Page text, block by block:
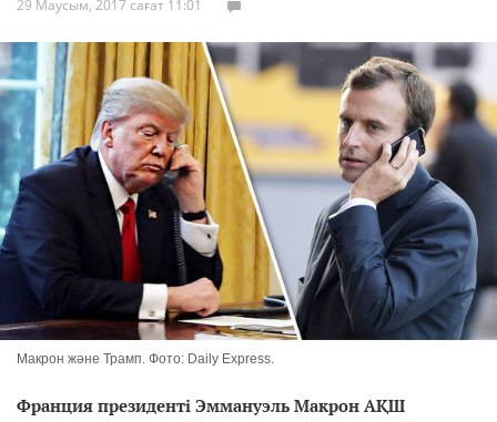
29 Маусым, 2017 сағат 11:01
Макрон және Трамп. Фото: Daily Express.
Франция президенті Эммануэль Макрон АҚШ